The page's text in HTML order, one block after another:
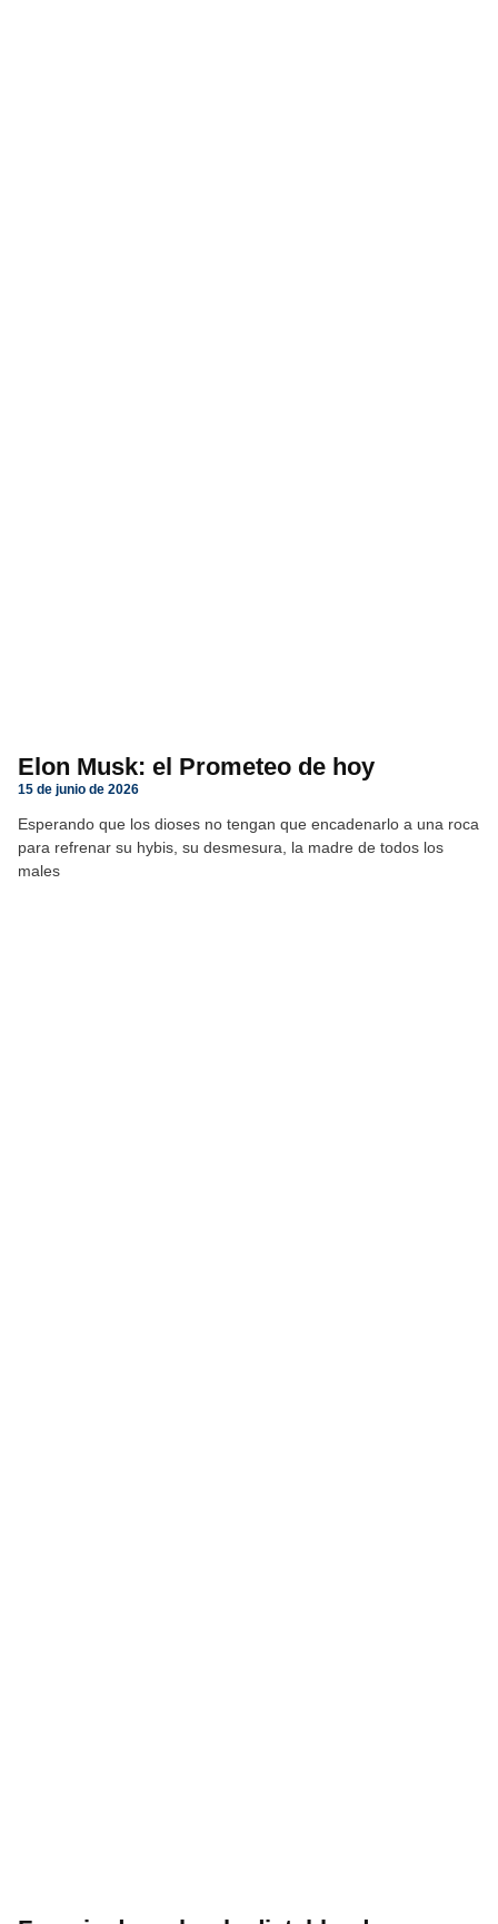
Elon Musk: el Prometeo de hoy
15 de junio de 2026
Esperando que los dioses no tengan que encadenarlo a una roca
para refrenar su hybis, su desmesura, la madre de todos los
males